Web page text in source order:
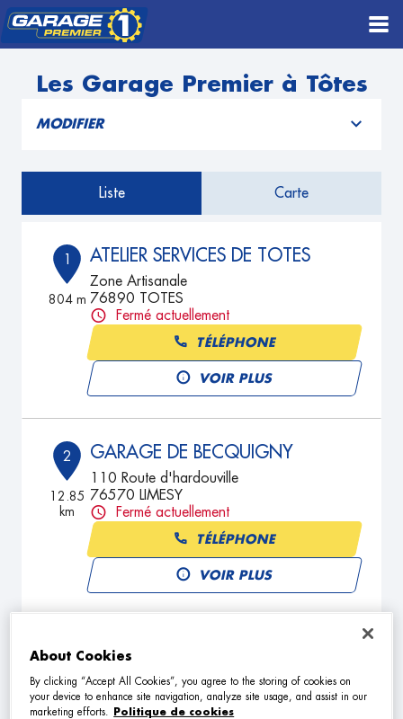
Les Garage Premier à Tôtes
MODIFIER
Liste Carte
1
804 m
ATELIER SERVICES DE TOTES
Zone Artisanale
76890 TOTES
Fermé actuellement
TÉLÉPHONE
VOIR PLUS
2
12.85
km
GARAGE DE BECQUIGNY
110 Route d'hardouville
76570 LIMESY
Fermé actuellement
TÉLÉPHONE
VOIR PLUS
3
14.69
km
MECA DS
Rouge Grange
76570 PAVILLY
Fermé actuellement
About Cookies
By clicking “Accept All Cookies”, you agree to the storing of cookies on
your device to enhance site navigation, analyze site usage, and assist in our
marketing efforts.
Politique de cookies